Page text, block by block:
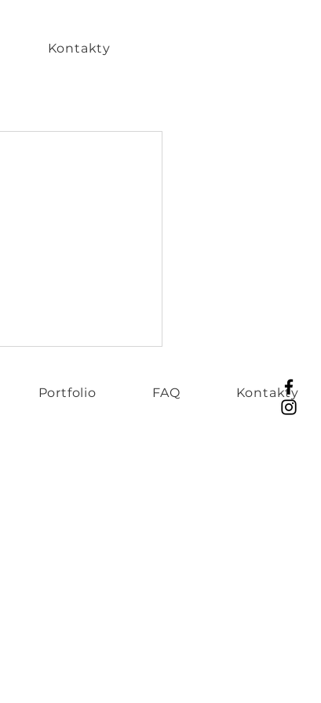
Kontakty
Portfolio FAQ Kontakty